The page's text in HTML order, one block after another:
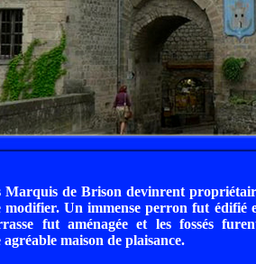
Marquis de Brison devinrent
modifier. Un immense perron fut édifié
fut aménagée et les fossés
maison de plaisance.